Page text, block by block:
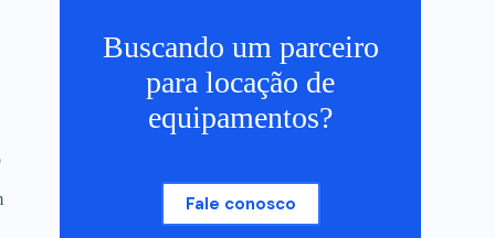
Buscando um parceiro
para locação de
equipamentos?
Fale conosco